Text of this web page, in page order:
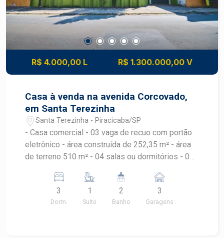
possíveis ampliações ou estacionamentos -
Localização estratégica em um dos bairros mais
valorizados de Piracicaba, com fácil acesso a
comércios, serviços e transporte público. -
Possibilidade de adaptação dos dormitórios para
atender às suas necessidades comerciais, seja
estabelecimentos. - Ampla área externa que
pode ser utilizada para estacionamento ou área
de lazer para funcionários e clientes. Este imóvel
representa uma excelente oportunidade de
investimento, tanto para quem deseja abrir um
novo negócio quanto para investidores que
valorização.
R$ 4.000,00 L R$ 1.300.000,00 V
Casa à venda na avenida Corcovado,
em Santa Terezinha
Santa Terezinha - Piracicaba/SP
- Casa comercial - 03 vaga de recuo com portão
eletrônico - área construída de 252,35 m² - área
de terreno 510 m² - 04 salas ou dormitórios - 03
veículos e pedestres
3
Dorm.
1
Suite
2
Banho
3
Garagens